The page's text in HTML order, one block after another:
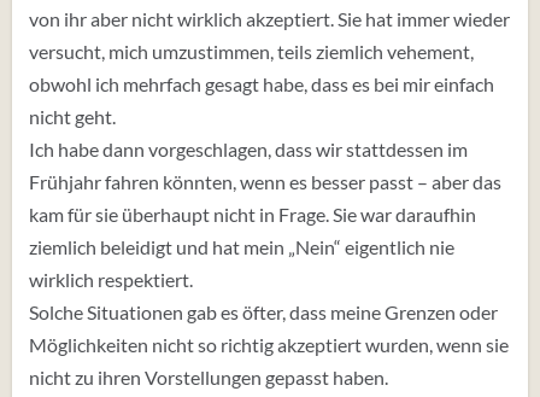
von ihr aber nicht wirklich akzeptiert. Sie hat immer wieder
versucht, mich umzustimmen, teils ziemlich vehement,
obwohl ich mehrfach gesagt habe, dass es bei mir einfach
nicht geht.
Ich habe dann vorgeschlagen, dass wir stattdessen im
Frühjahr fahren könnten, wenn es besser passt – aber das
kam für sie überhaupt nicht in Frage. Sie war daraufhin
ziemlich beleidigt und hat mein „Nein“ eigentlich nie
wirklich respektiert.
Solche Situationen gab es öfter, dass meine Grenzen oder
Möglichkeiten nicht so richtig akzeptiert wurden, wenn sie
nicht zu ihren Vorstellungen gepasst haben.